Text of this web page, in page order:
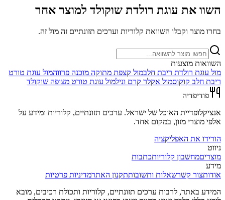
השוו את עוגת רולדת שוקולד למוצר אחר
בחרו מוצר וקבלו השוואת קלוריות וערכים תזונתיים זה מול זה.
השוואות מוצעות
מול עוגת רולדת ריבת חלבמול קצפת מתוקה מוכנה פרווהמול עוגת טורט
ריבת חלב קוקוסמול אקלר קרם ונילמול עוגת טורט מצופה שוקולד
פודיפדיה
אנציקלופדיית האוכל של ישראל. ערכים תזונתיים, קלוריות ומידע על
אלפי מוצרי מזון, במקום אחד.
הורידו את האפליקציה
ניווט
מוצריםמחשבון קלוריותכתבות
מידע
אודותצור קשרשאלות ותשובותתקנון האתרמדיניות פרטיות
המידע באתר, לרבות ערכים תזונתיים, קלוריות ותכולת רכיבים, מובא